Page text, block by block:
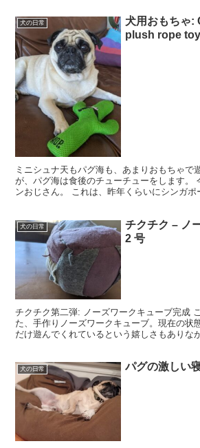
犬の日常
犬用おもちゃ
plush rope toy
ミニシュナ天もパグ海も、あまりおもちゃで
が、パグ海は食後のチューチューをします。
ンおじさん。 これは、昨年くらいにシンガポ
犬の日常
チクチク – ノ
2 号
チクチク第二弾: ノーズワークキューブ完成
た、手作りノーズワークキューブ。現在の状
だけ遊んでくれているという嬉しさもありな
犬の日常 パグの激しい